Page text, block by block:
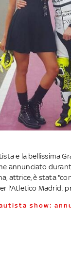
e la bellissima
annunciato
attrice, è stata
l'Atletico Madrid:
show: